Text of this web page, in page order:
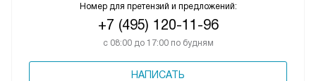
Номер для претензий и предложений:
+7 (495) 120-11-96
с 08:00 до 17:00 по будням
НАПИСАТЬ